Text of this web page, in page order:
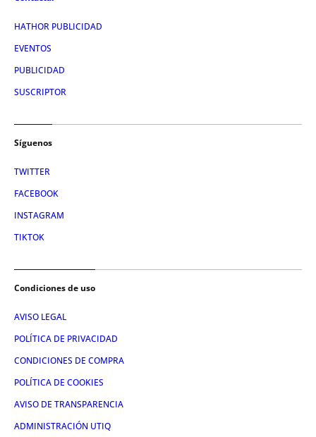
HATHOR PUBLICIDAD
EVENTOS
PUBLICIDAD
SUSCRIPTOR
Síguenos
TWITTER
FACEBOOK
INSTAGRAM
TIKTOK
Condiciones de uso
AVISO LEGAL
POLÍTICA DE PRIVACIDAD
CONDICIONES DE COMPRA
POLÍTICA DE COOKIES
AVISO DE TRANSPARENCIA
ADMINISTRACIÓN UTIQ